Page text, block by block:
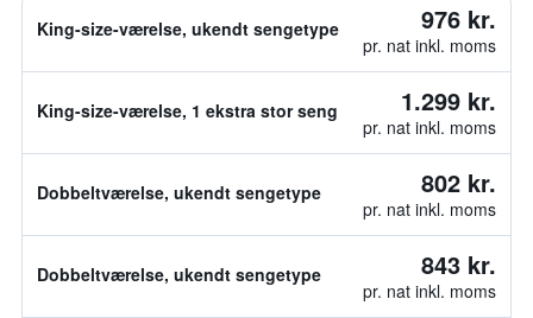
King-size-værelse, ukendt sengetype 976 kr.
pr. nat inkl. moms
King-size-værelse, 1 ekstra stor seng 1.299 kr.
pr. nat inkl. moms
Dobbeltværelse, ukendt sengetype 802 kr.
pr. nat inkl. moms
Dobbeltværelse, ukendt sengetype 843 kr.
pr. nat inkl. moms